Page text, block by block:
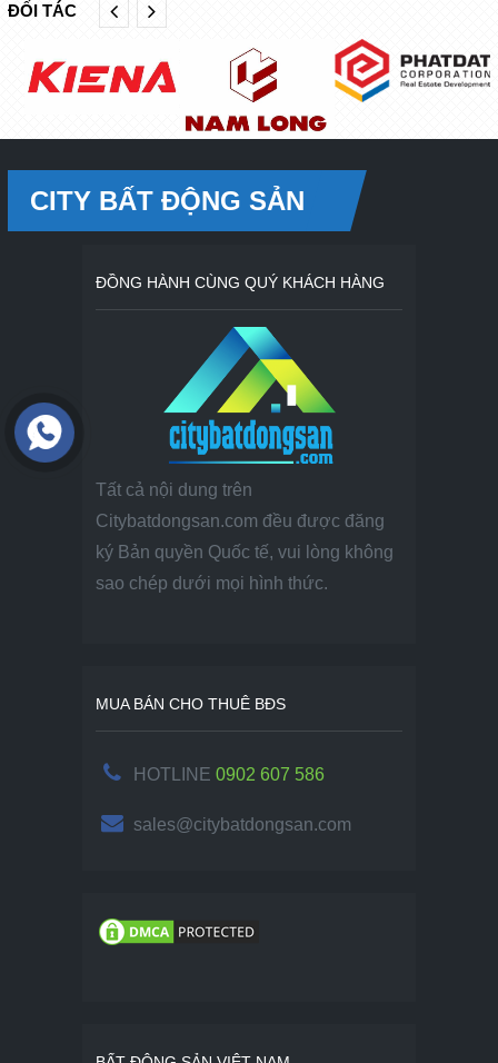
ĐỐI TÁC
CITY BẤT ĐỘNG SẢN
ĐỒNG HÀNH CÙNG QUÝ KHÁCH HÀNG
Tất cả nội dung trên
Citybatdongsan.com đều được đăng
ký Bản quyền Quốc tế, vui lòng không
sao chép dưới mọi hình thức.
MUA BÁN CHO THUÊ BĐS
HOTLINE 0902 607 586
sales@citybatdongsan.com